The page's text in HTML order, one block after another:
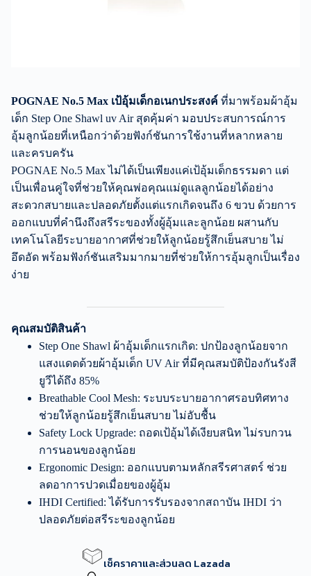
POGNAE No.5 Max เป้อุ้มเด็กอเนกประสงค์ ที่มาพร้อมผ้าอุ้ม
เด็ก Step One Shawl uv Air สุดคุ้มค่า มอบประสบการณ์การ
อุ้มลูกน้อยที่เหนือกว่าด้วยฟังก์ชันการใช้งานที่หลากหลาย
และครบครัน
POGNAE No.5 Max ไม่ได้เป็นเพียงแค่เป้อุ้มเด็กธรรมดา แต่
เป็นเพื่อนคู่ใจที่ช่วยให้คุณพ่อคุณแม่ดูแลลูกน้อยได้อย่าง
สะดวกสบายและปลอดภัยตั้งแต่แรกเกิดจนถึง 6 ขวบ ด้วยการ
ออกแบบที่คำนึงถึงสรีระของทั้งผู้อุ้มและลูกน้อย ผสานกับ
เทคโนโลยีระบายอากาศที่ช่วยให้ลูกน้อยรู้สึกเย็นสบาย ไม่
อึดอัด พร้อมฟังก์ชันเสริมมากมายที่ช่วยให้การอุ้มลูกเป็นเรื่อง
ง่าย
คุณสมบัติสินค้า
Step One Shawl ผ้าอุ้มเด็กแรกเกิด: ปกป้องลูกน้อยจาก
แสงแดดด้วยผ้าอุ้มเด็ก UV Air ที่มีคุณสมบัติป้องกันรังสี
ยูวีได้ถึง 85%
Breathable Cool Mesh: ระบบระบายอากาศรอบทิศทาง
ช่วยให้ลูกน้อยรู้สึกเย็นสบาย ไม่อับชื้น
Safety Lock Upgrade: ถอดเป้อุ้มได้เงียบสนิท ไม่รบกวน
การนอนของลูกน้อย
Ergonomic Design: ออกแบบตามหลักสรีรศาสตร์ ช่วย
ลดอาการปวดเมื่อยของผู้อุ้ม
IHDI Certified: ได้รับการรับรองจากสถาบัน IHDI ว่า
ปลอดภัยต่อสรีระของลูกน้อย
เช็คราคาและส่วนลด Lazada